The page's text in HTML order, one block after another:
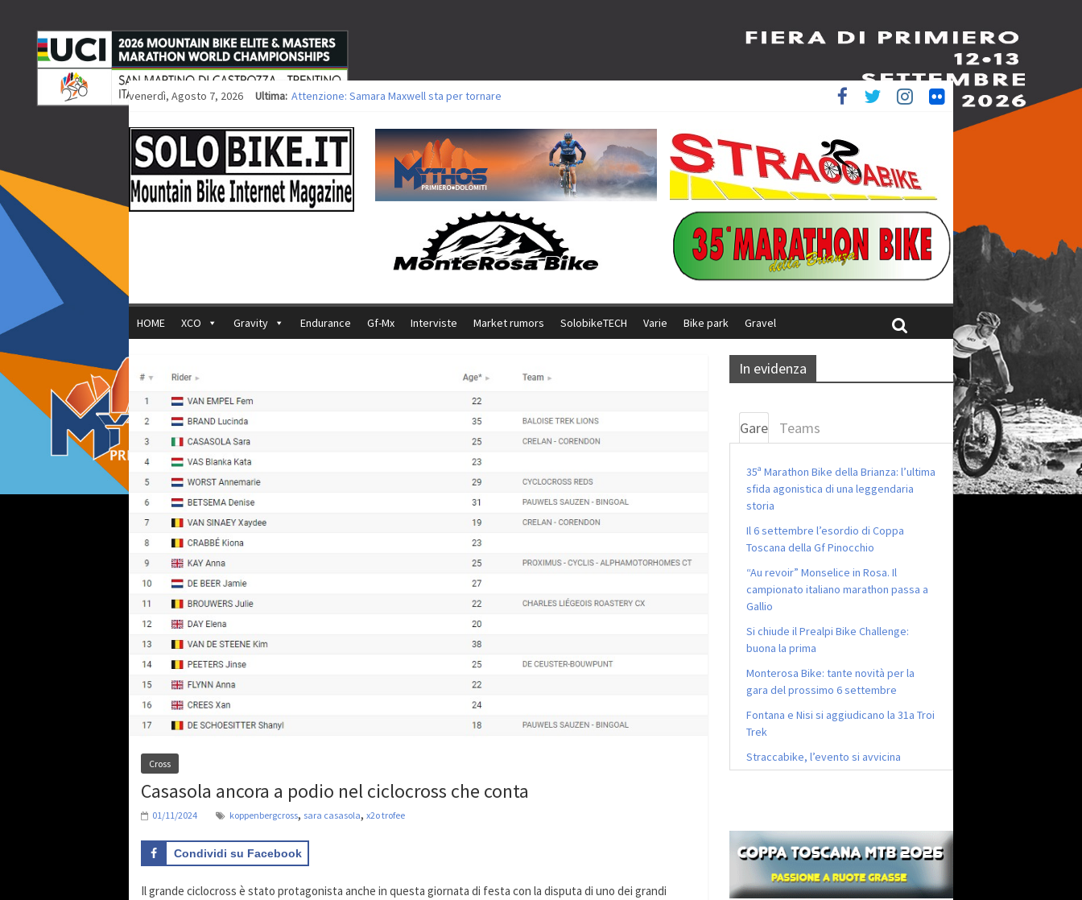
venerdì, Agosto 7, 2026 Ultima: Attenzione: Samara Maxwell sta per tornare
Europei XCO: vittorie per Ghibaudo, Grossmann e Gallis. Signorelli 5^ la migliore tra gli italiani
35ª Marathon Bike della Brianza: l’ultima sfida agonistica di una leggendaria storia
Europei MTB: il Team Relay firma il secondo argento azzurro a Monteceneri
HOME XCO Gravity Endurance Gf-Mx Interviste Market rumors SolobikeTECH Varie Bike park Gravel
Cross
Casasola ancora a podio nel ciclocross che conta
01/11/2024 koppenbergcross, sara casasola, x2o trofee
Condividi su Facebook
Il grande ciclocross è stato protagonista anche in questa giornata di festa con la disputa di uno dei grandi
In evidenza
Gare Teams
35ª Marathon Bike della Brianza: l’ultima
sfida agonistica di una leggendaria
storia
Il 6 settembre l’esordio di Coppa
Toscana della Gf Pinocchio
“Au revoir” Monselice in Rosa. Il
campionato italiano marathon passa a
Gallio
Si chiude il Prealpi Bike Challenge:
buona la prima
Monterosa Bike: tante novità per la
gara del prossimo 6 settembre
Fontana e Nisi si aggiudicano la 31a Troi
Trek
Straccabike, l’evento si avvicina